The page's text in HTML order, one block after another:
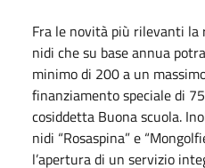
Fra le novità più rilevanti la
nidi che su base annua
minimo di 200 a un
finanziamento speciale di
cosiddetta Buona scuola.
nidi “Rosaspina” e
l’apertura di un servizio